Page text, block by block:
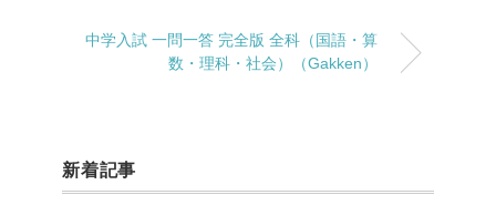
中学入試 一問一答 完全版 全科（国語・算
数・理科・社会）（Gakken）
新着記事